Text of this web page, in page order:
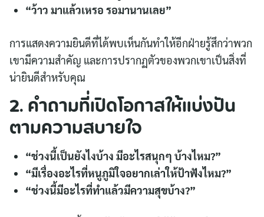
“ว้าว มาแล้วเหรอ รอมานานเลย”
การแสดงความยินดีที่ได้พบเห็นกันทำให้อีกฝ่ายรู้สึกว่าพวก
เขามีความสำคัญ และการปรากฏตัวของพวกเขาเป็นสิ่งที่
น่ายินดีสำหรับคุณ
2. คำถามที่เปิดโอกาสให้แบ่งปัน
ตามความสบายใจ
“ช่วงนี้เป็นยังไงบ้าง มีอะไรสนุกๆ บ้างไหม?”
“มีเรื่องอะไรที่หนูภูมิใจอยากเล่าให้ป้าฟังไหม?”
“ช่วงนี้มีอะไรที่ทำแล้วมีความสุขบ้าง?”